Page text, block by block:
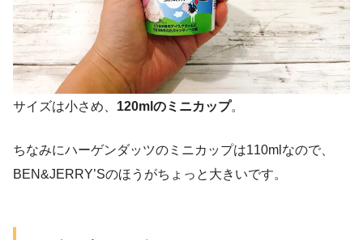
サイズは小さめ、 120mlのミニカップ。
ちなみにハーゲンダッツのミニカップは110mlなので、
BEN&JERRY’Sのほうがちょっと大きいです。